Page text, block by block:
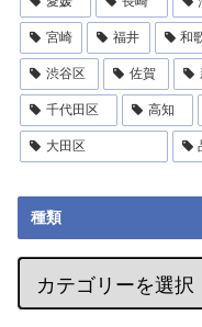
宮崎 福井 和
渋谷区 佐賀
千代田区 高知
大田区
種類